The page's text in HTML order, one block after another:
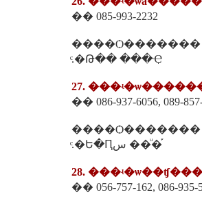
�� 085-993-2232
����Ѻ�������
ͨ.�Թ�� ���Ҿ
27.
�� 086-937-6056, 089-
����Ѻ�������
ͨ.�Ե�Ԥس ��ͧ�֡
28.
�� 056-757-162, 086-935-